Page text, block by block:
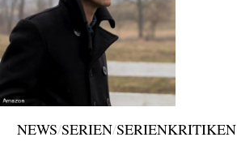
NEWS/SERIEN/SERIENKRITIKEN